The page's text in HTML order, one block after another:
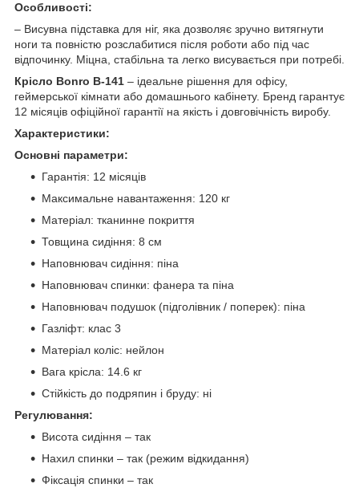
Особливості:
– Висувна підставка для ніг, яка дозволяє зручно витягнути
ноги та повністю розслабитися після роботи або під час
відпочинку. Міцна, стабільна та легко висувається при потребі.
Крісло Bonro B-141 – ідеальне рішення для офісу,
геймерської кімнати або домашнього кабінету. Бренд гарантує
12 місяців офіційної гарантії на якість і довговічність виробу.
Характеристики:
Основні параметри:
Гарантія: 12 місяців
Максимальне навантаження: 120 кг
Матеріал: тканинне покриття
Товщина сидіння: 8 см
Наповнювач сидіння: піна
Наповнювач спинки: фанера та піна
Наповнювач подушок (підголівник / поперек): піна
Газліфт: клас 3
Матеріал коліс: нейлон
Вага крісла: 14.6 кг
Стійкість до подряпин і бруду: ні
Регулювання:
Висота сидіння – так
Нахил спинки – так (режим відкидання)
Фіксація спинки – так